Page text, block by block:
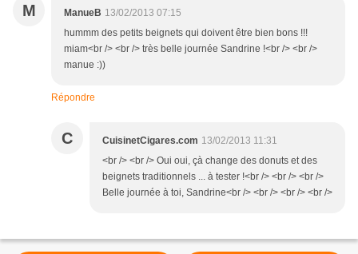
M ManueB 13/02/2013 07:15
hummm des petits beignets qui doivent être bien bons !!!
miam<br /> <br /> très belle journée Sandrine !<br /> <br />
manue :))
Répondre
C CuisinetCigares.com 13/02/2013 11:31
<br /> <br /> Oui oui, çà change des donuts et des
beignets traditionnels ... à tester !<br /> <br /> <br />
Belle journée à toi, Sandrine<br /> <br /> <br /> <br />